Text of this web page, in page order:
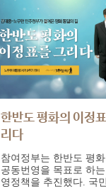
한반도 평화의 이정
리다
서거9주기 추모사진전
참여정부는 한반도 평
공동번영을 목표로 하
영정책을 추진했다. 국